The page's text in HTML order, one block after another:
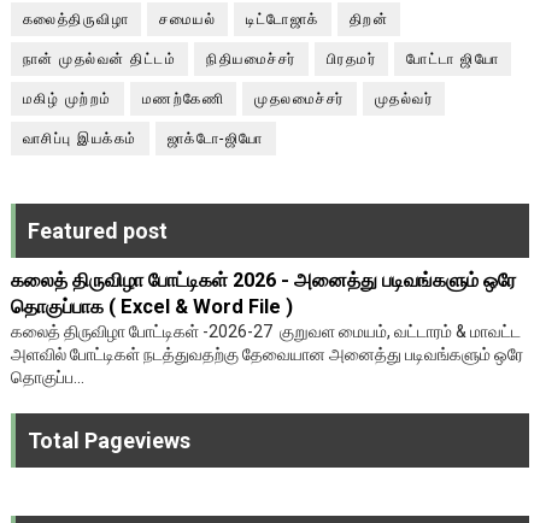
கலைத்திருவிழா சமையல் டிட்டோஜாக் திறன்
நான் முதல்வன் திட்டம் நிதியமைச்சர் பிரதமர் போட்டா ஜியோ
மகிழ் முற்றம் மணற்கேணி முதலமைச்சர் முதல்வர்
வாசிப்பு இயக்கம் ஜாக்டோ-ஜியோ
Featured post
கலைத் திருவிழா போட்டிகள் 2026 - அனைத்து படிவங்களும் ஒரே
தொகுப்பாக ( Excel & Word File )
கலைத் திருவிழா போட்டிகள் -2026-27 குறுவள மையம், வட்டாரம் & மாவட்ட
அளவில் போட்டிகள் நடத்துவதற்கு தேவையான அனைத்து படிவங்களும் ஒரே
தொகுப்ப...
Total Pageviews